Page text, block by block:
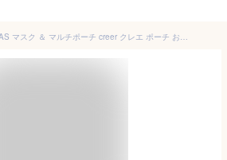
マスクケース CAMPAS マスク ＆ マルチポーチ creer クレエ ポーチ おしゃれ 軽量 北欧 仮置き メンズ 持ち運び 旅行 小物入れ コスメポーチ 大きめ ギフト 化粧ポーチ 女性用